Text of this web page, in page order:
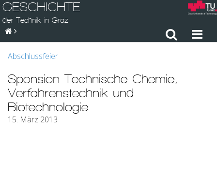
GESCHICHTE
der Technik in Graz
Abschlussfeier
Sponsion Technische Chemie,
Verfahrenstechnik und
Biotechnologie
15. März 2013